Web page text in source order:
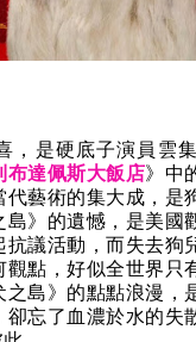
，是硬底子演員雲
布達佩斯大飯店》中
代藝術的集大成，是
》的遺憾，是美國
抗議活動，而失去狗
點，好似全世界只
之島》的點點浪漫，
卻忘了血濃於水的失